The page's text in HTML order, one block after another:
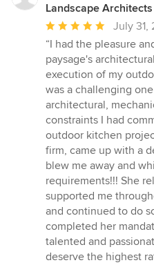
Landscape
Average
rating:
5
out
of
5
stars
July 31,
“I had the pleasure
paysage's
execution of my
was a challenging
architectural,
constraints I had
outdoor kitchen
firm, came up with a
blew me away and
requirements!!! She
supported me
and continued to do
completed her
talented and
deserve the highest